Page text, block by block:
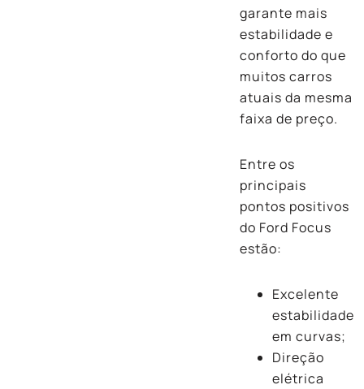
garante mais
estabilidade e
conforto do que
muitos carros
atuais da mesma
faixa de preço.
Entre os
principais
pontos positivos
do Ford Focus
estão:
Excelente
estabilidade
em curvas;
Direção
elétrica